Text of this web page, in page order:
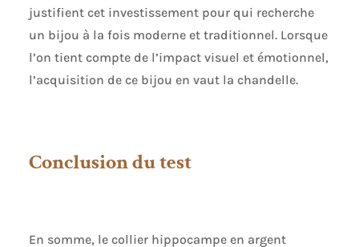
justifient cet investissement pour qui recherche
un bijou à la fois moderne et traditionnel. Lorsque
l’on tient compte de l’impact visuel et émotionnel,
l’acquisition de ce bijou en vaut la chandelle.
Conclusion du test
En somme, le collier hippocampe en argent